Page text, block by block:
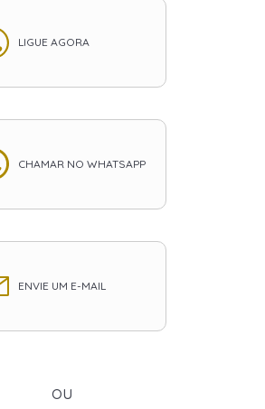
LIGUE AGORA
CHAMAR NO WHATSAPP
ENVIE UM E-MAIL
ou